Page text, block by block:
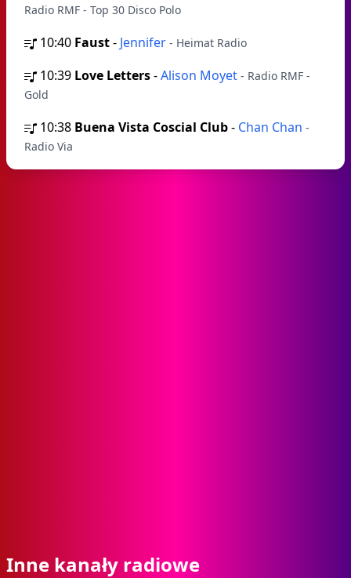
Radio RMF - Top 30 Disco Polo
10:40 Faust- Jennifer - Heimat Radio
10:39 Love Letters-Alison Moyet - Radio RMF -
Gold
10:38 Buena Vista Coscial Club- Chan Chan -
Radio Via
Inne kanały radiowe